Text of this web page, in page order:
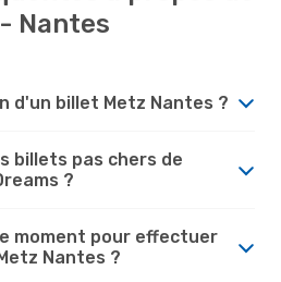
Nantes
d'un billet Metz Nantes ?
billets pas chers de
?
moment pour effectuer
Nantes ?